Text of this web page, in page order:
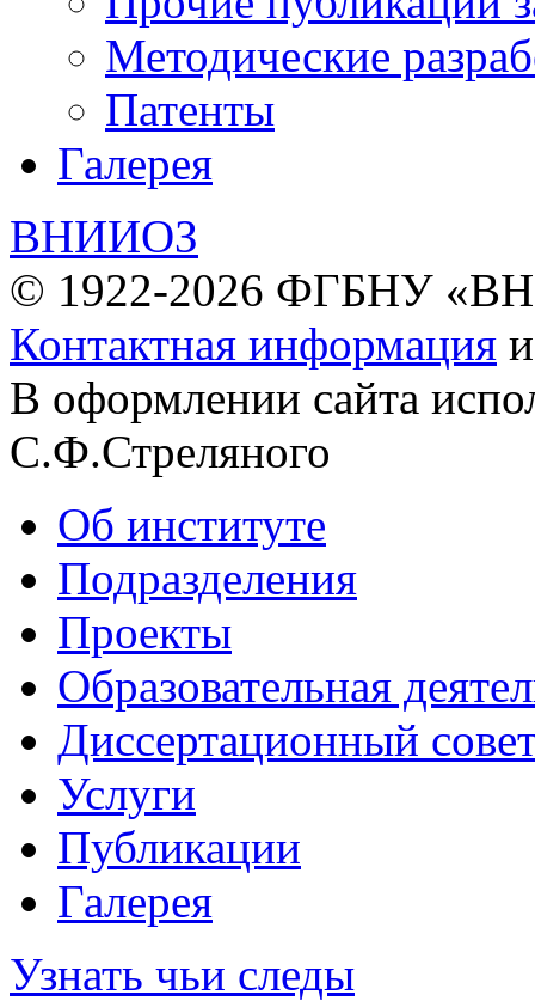
Методические
Патенты
Галерея
ВНИИОЗ
© 1922-2026 ФГБНУ
Контактная информация
В оформлении сайта
С.Ф.Стреляного
Об институте
Подразделения
Проекты
Образовательная
Диссертационный
Услуги
Публикации
Галерея
Узнать чьи следы